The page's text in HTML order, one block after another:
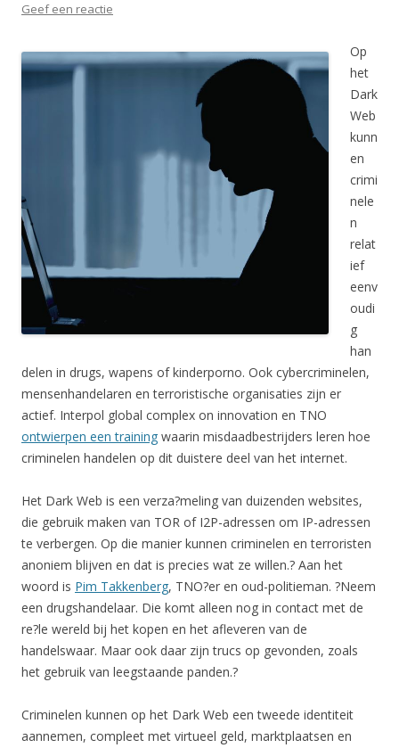
Geef een reactie
Op
het
Dark
Web
kunn
en
crimi
nele
n
relat
ief
eenv
oudi
g
han
delen in drugs, wapens of kinderporno. Ook cybercriminelen,
mensenhandelaren en terroristische organisaties zijn er
actief. Interpol global complex on innovation en TNO
ontwierpen een training waarin misdaadbestrijders leren hoe
criminelen handelen op dit duistere deel van het internet.
Het Dark Web is een verza?meling van duizenden websites,
die gebruik maken van TOR of I2P-adressen om IP-adressen
te verbergen. Op die manier kunnen criminelen en terroristen
anoniem blijven en dat is precies wat ze willen.? Aan het
woord is Pim Takkenberg, TNO?er en oud-politieman. ?Neem
een drugshandelaar. Die komt alleen nog in contact met de
re?le wereld bij het kopen en het afleveren van de
handelswaar. Maar ook daar zijn trucs op gevonden, zoals
het gebruik van leegstaande panden.?
Criminelen kunnen op het Dark Web een tweede identiteit
aannemen, compleet met virtueel geld, marktplaatsen en